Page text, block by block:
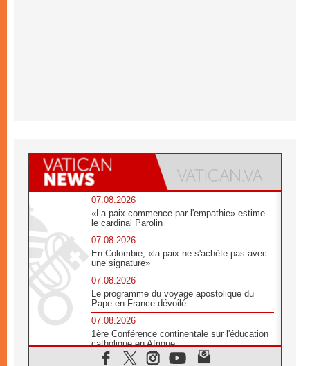
07.08.2026
«La paix commence par l'empathie» estime
le cardinal Parolin
07.08.2026
En Colombie, «la paix ne s'achète pas avec
une signature»
07.08.2026
Le programme du voyage apostolique du
Pape en France dévoilé
07.08.2026
1ère Conférence continentale sur l'éducation
catholique en Afrique
07.08.2026